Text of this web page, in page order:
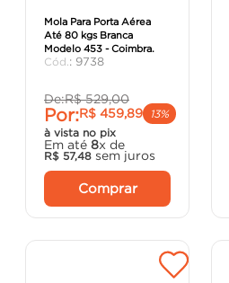
Mola Para Porta Aérea
Até 80 kgs Branca
Modelo 453 - Coimbra.
: 9738
De:R$ 529,00
Por:R$ 459,89
13%
à vista no pix
Em até 8x de
R$ 57,48 sem juros
Comprar
porta
argamassa
º cimento